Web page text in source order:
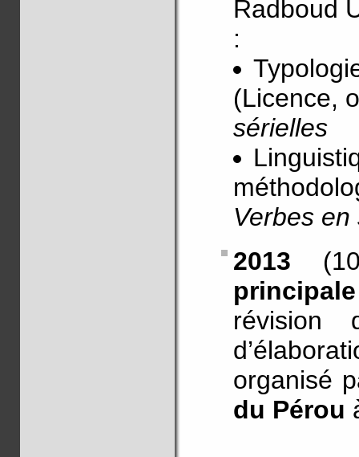
Radboud
:
(Licence,
sérielles
Verbes
2013
révision
organisé
du Pérou